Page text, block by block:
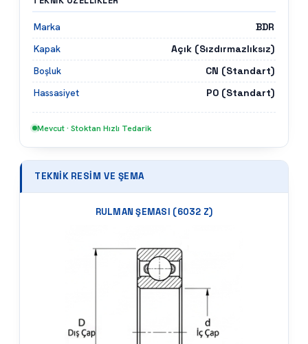
Marka
BDR
Kapak
Açık (Sızdırmazlıksız)
Boşluk
CN (Standart)
Hassasiyet
P0 (Standart)
Mevcut · Stoktan Hızlı Tedarik
TEKNIK RESIM VE ŞEMA
RULMAN ŞEMASI (6032 Z)